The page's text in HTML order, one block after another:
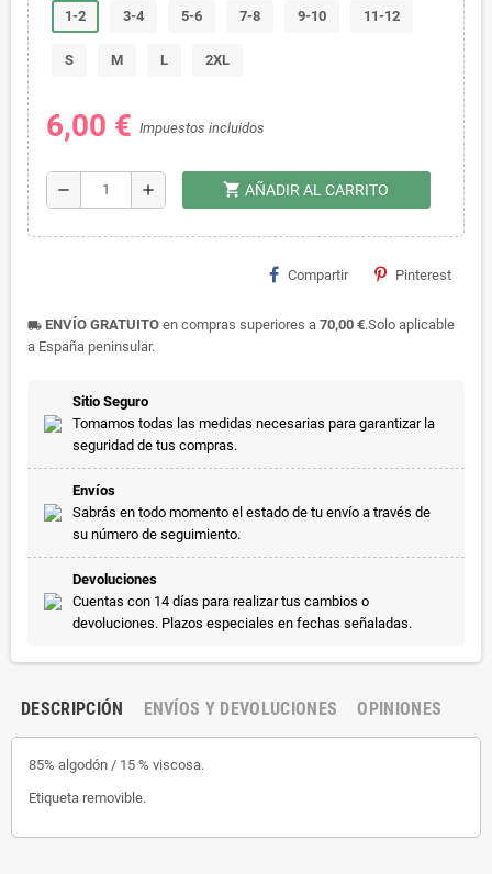
1-2 3-4 5-6 7-8 9-10 11-12
S M L 2XL
6,00 € Impuestos incluidos
remove add shopping_cart AÑADIR AL CARRITO
Compartir Pinterest
local_shipping ENVÍO GRATUITO en compras superiores a 70,00 €.Solo aplicable
a España peninsular.
Sitio Seguro
Tomamos todas las medidas necesarias para garantizar la
seguridad de tus compras.
Envíos
Sabrás en todo momento el estado de tu envío a través de
su número de seguimiento.
Devoluciones
Cuentas con 14 días para realizar tus cambios o
devoluciones. Plazos especiales en fechas señaladas.
DESCRIPCIÓN ENVÍOS Y DEVOLUCIONES OPINIONES
85% algodón / 15 % viscosa.
Etiqueta removible.